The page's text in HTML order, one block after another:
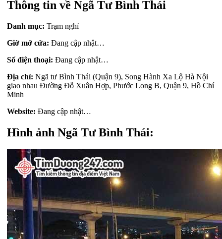
Thông tin về Ngã Tư Bình Thái
Danh mục: Trạm nghỉ
Giờ mở cửa: Đang cập nhật…
Số điện thoại: Đang cập nhật…
Địa chỉ: Ngã tư Bình Thái (Quận 9), Song Hành Xa Lộ Hà Nội
giao nhau Đường Đỗ Xuân Hợp, Phước Long B, Quận 9, Hồ Chí
Minh
Website: Đang cập nhật…
Hình ảnh Ngã Tư Bình Thái: